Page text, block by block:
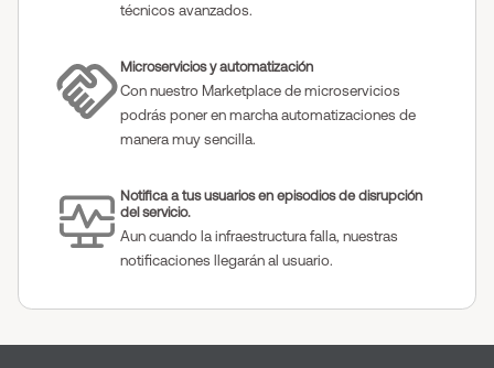
técnicos avanzados.
Microservicios y automatización
Con nuestro Marketplace de microservicios
podrás poner en marcha automatizaciones de
manera muy sencilla.
Notifica a tus usuarios en episodios de disrupción
del servicio.
Aun cuando la infraestructura falla, nuestras
notificaciones llegarán al usuario.